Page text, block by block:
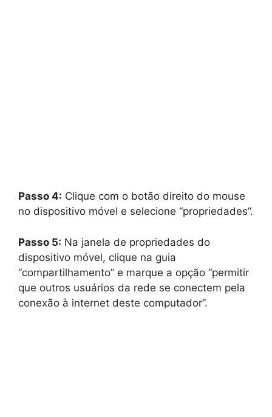
Passo 4: Clique com o botão direito do mouse
no dispositivo móvel e selecione “propriedades”.
Passo 5: Na janela de propriedades do
dispositivo móvel, clique na guia
“compartilhamento” e marque a opção “permitir
que outros usuários da rede se conectem pela
conexão à internet deste computador”.